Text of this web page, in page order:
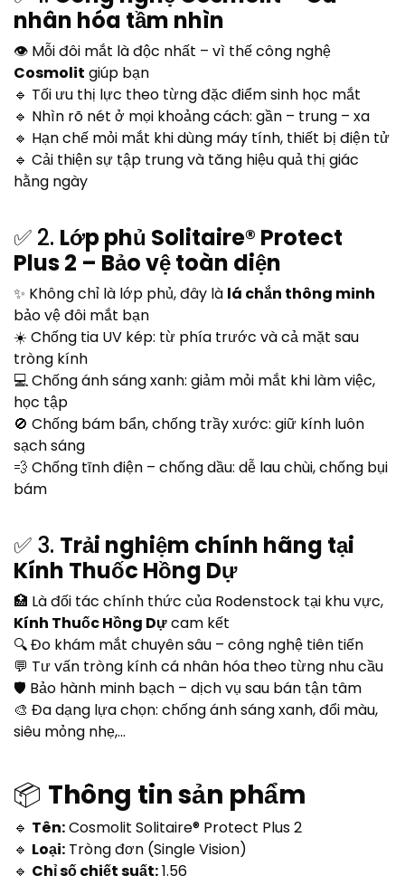
nhân hóa tầm nhìn
👁 Mỗi đôi mắt là độc nhất – vì thế công nghệ
Cosmolit giúp bạn
🔹 Tối ưu thị lực theo từng đặc điểm sinh học mắt
🔹 Nhìn rõ nét ở mọi khoảng cách: gần – trung – xa
🔹 Hạn chế mỏi mắt khi dùng máy tính, thiết bị điện tử
🔹 Cải thiện sự tập trung và tăng hiệu quả thị giác
hằng ngày
✅ 2. Lớp phủ Solitaire® Protect
Plus 2 – Bảo vệ toàn diện
✨ Không chỉ là lớp phủ, đây là lá chắn thông minh
bảo vệ đôi mắt bạn
☀️ Chống tia UV kép: từ phía trước và cả mặt sau
tròng kính
💻 Chống ánh sáng xanh: giảm mỏi mắt khi làm việc,
học tập
🚫 Chống bám bẩn, chống trầy xước: giữ kính luôn
sạch sáng
💨 Chống tĩnh điện – chống dầu: dễ lau chùi, chống bụi
bám
✅ 3. Trải nghiệm chính hãng tại
Kính Thuốc Hồng Dự
🏥 Là đối tác chính thức của Rodenstock tại khu vực,
Kính Thuốc Hồng Dựcam kết
🔍 Đo khám mắt chuyên sâu – công nghệ tiên tiến
💬 Tư vấn tròng kính cá nhân hóa theo từng nhu cầu
🛡 Bảo hành minh bạch – dịch vụ sau bán tận tâm
🎨 Đa dạng lựa chọn: chống ánh sáng xanh, đổi màu,
siêu mỏng nhẹ,...
📦 Thông tin sản phẩm
🔹 Tên:Cosmolit Solitaire® Protect Plus 2
🔹 Loại: Tròng đơn (Single Vision)
🔹 Chỉ số chiết suất:1.56